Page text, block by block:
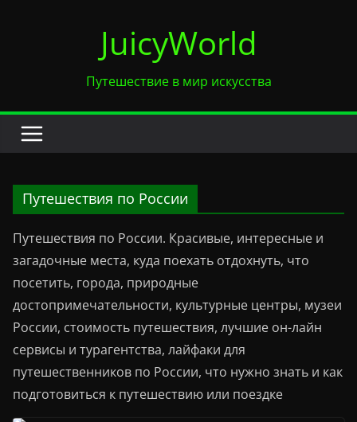
JuicyWorld
Путешествие в мир искусства
Путешествия по России
Путешествия по России. Красивые, интересные и
загадочные места, куда поехать отдохнуть, что
посетить, города, природные
достопримечательности, культурные центры, музеи
России, стоимость путешествия, лучшие он-лайн
сервисы и турагентства, лайфаки для
путешественников по России, что нужно знать и как
подготовиться к путешествию или поездке